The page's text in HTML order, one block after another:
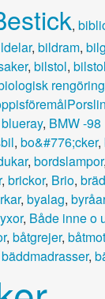
,
, bildram,
, bilstol,
blueray, BMW -98
, bo&#776;cker,
, bordslampor,
, brickor, Brio,
, byalag, byråar
, Både inne o
, båtgrejer,
bäddmadrasser,